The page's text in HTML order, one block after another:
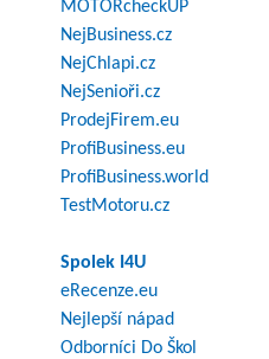
MOTORcheckUP
NejBusiness.cz
NejChlapi.cz
NejSenioři.cz
ProdejFirem.eu
ProfiBusiness.eu
ProfiBusiness.world
TestMotoru.cz
Spolek I4U
eRecenze.eu
Nejlepší nápad
Odborníci Do Škol